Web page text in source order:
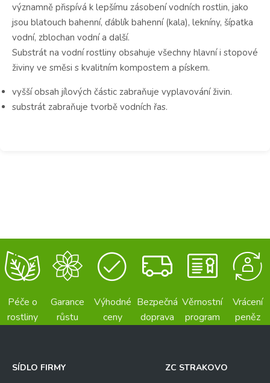
významně přispívá k lepšímu zásobení vodních rostlin, jako
jsou blatouch bahenní, ďáblík bahenní (kala), lekníny, šípatka
vodní, zblochan vodní a další.
Substrát na vodní rostliny obsahuje všechny hlavní i stopové
živiny ve směsi s kvalitním kompostem a pískem.
vyšší obsah jílových částic zabraňuje vyplavování živin.
substrát zabraňuje tvorbě vodních řas.
Péče o
rostliny
Garance
růstu
Výhodné
ceny
Bezpečná
doprava
Věrnostní
program
Vrácení
peněz
SÍDLO FIRMY
ZC STRAKOVO